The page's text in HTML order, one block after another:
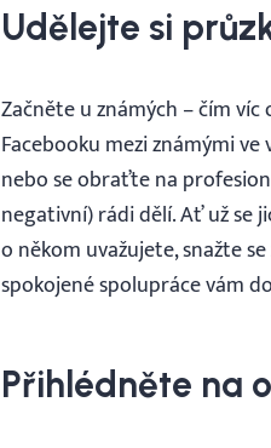
Udělejte si
Začněte u známých – čím
Facebooku mezi známými
nebo se obraťte na
negativní) rádi dělí. Ať už se
o někom uvažujete, snažte
spokojené spolupráce vám
Přihlédněte na